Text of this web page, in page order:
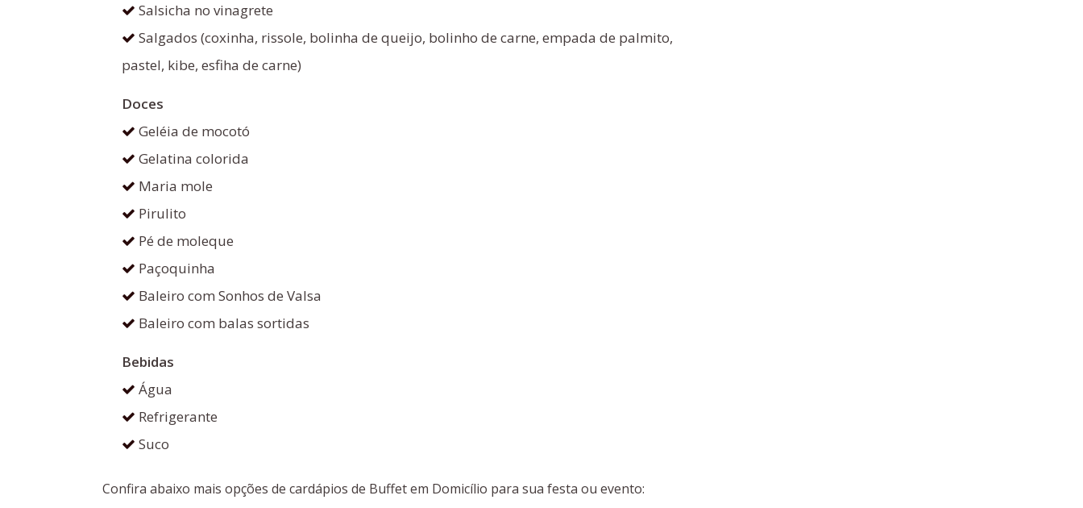
Salsicha no vinagrete
Salgados (coxinha, rissole, bolinha de queijo, bolinho de carne, empada de palmito,
pastel, kibe, esfiha de carne)
Doces
Geléia de mocotó
Gelatina colorida
Maria mole
Pirulito
Pé de moleque
Paçoquinha
Baleiro com Sonhos de Valsa
Baleiro com balas sortidas
Bebidas
Água
Refrigerante
Suco
Confira abaixo mais opções de cardápios de Buffet em Domicílio para sua festa ou evento: